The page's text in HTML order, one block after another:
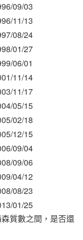
09/03
11/13
08/24
01/27
06/01
11/14
11/17
05/15
02/18
12/15
09/04
09/06
04/12
08/23
01/25
質數之間，是否還